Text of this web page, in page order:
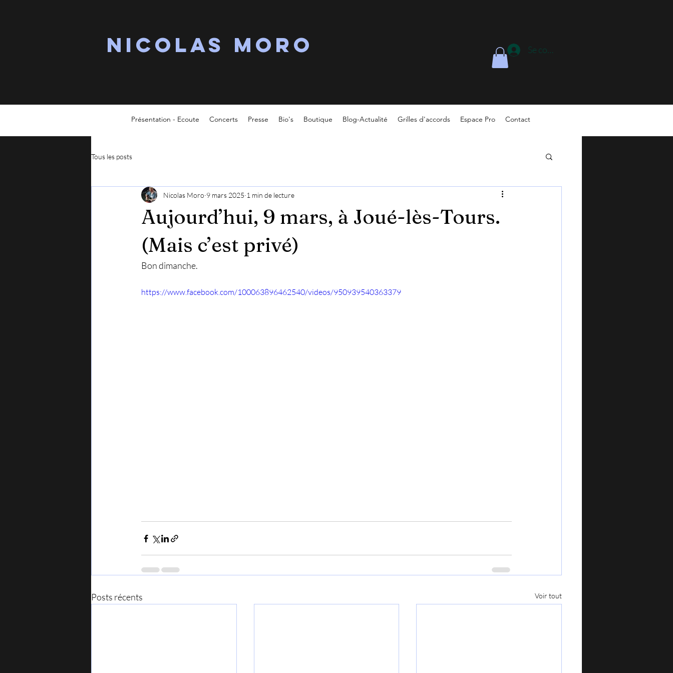
Nicolas MORO Se connecter
Présentation - Ecoute Concerts Presse Bio's Boutique Blog-Actualité Grilles d'accords Espace Pro Contact
Tous les posts
Aujourd’hui, 9 mars, à Joué-lès-Tours.
(Mais c’est privé)
Nicolas Moro 9 mars 2025 1 min de lecture
Bon dimanche.
https://www.facebook.com/100063896462540/videos/950939540363379
Posts récents Voir tout